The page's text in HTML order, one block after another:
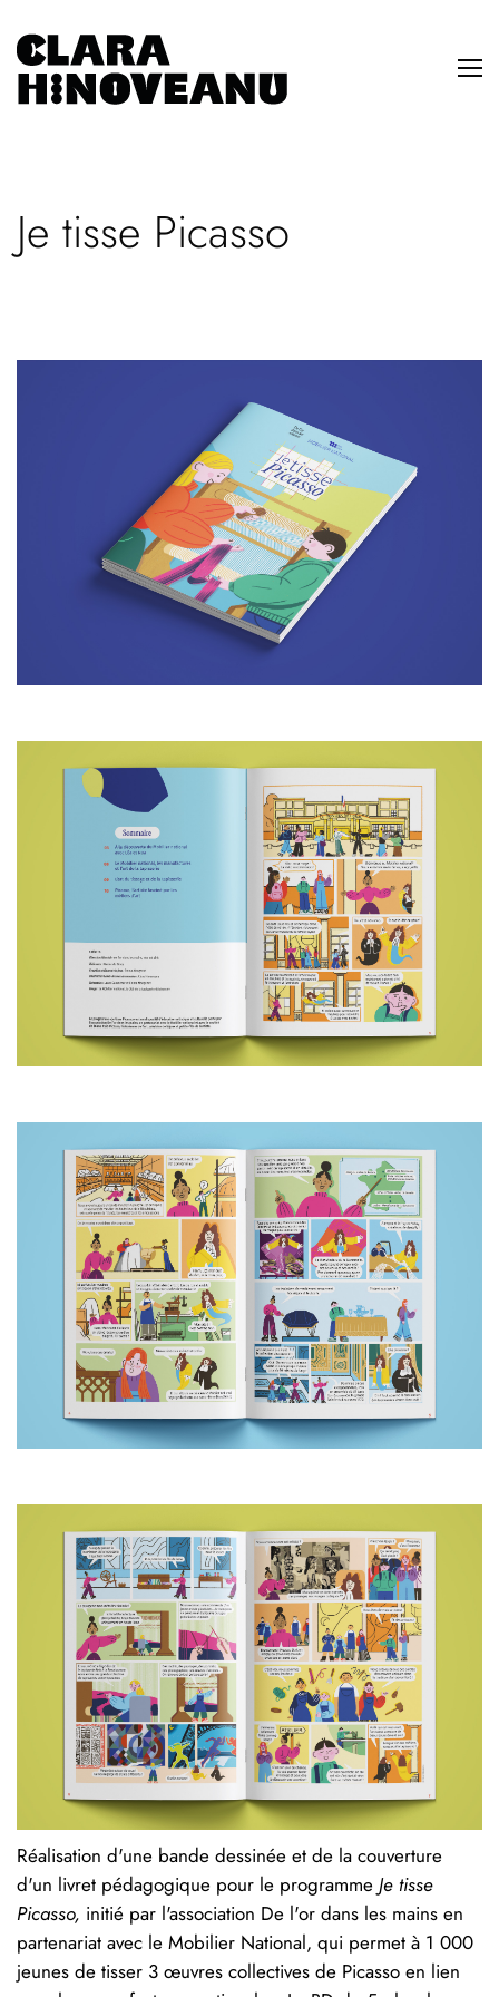
Je tisse Picasso
Réalisation d'une bande dessinée et de la couverture
d'un livret pédagogique pour le programme Je tisse
Picasso, initié par l'association De l'or dans les mains en
partenariat avec le Mobilier National, qui permet à 1 000
jeunes de tisser 3 œuvres collectives de Picasso en lien